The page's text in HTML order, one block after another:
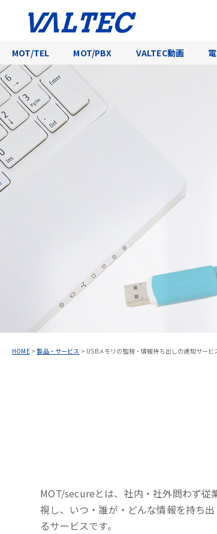
MOT/TEL MOT/PBX VALTEC動画
HOME>製品・サービス > USBメモリの監視・情報持ち出しの通知サービ
MOT/secureとは、社内・社外問わず従
視し、いつ・誰が・どんな情報を持ち
るサービスです。